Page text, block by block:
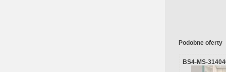
Podobne oferty
BS4-MS-